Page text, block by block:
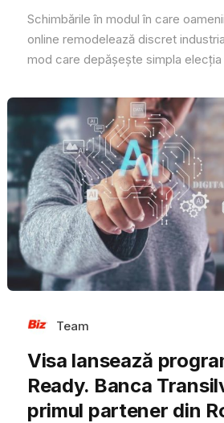
Schimbările în modul în care
online remodelează discret
mod care depășește simpla elecția
Team
Visa lansează
Ready. Banca
primul partener din